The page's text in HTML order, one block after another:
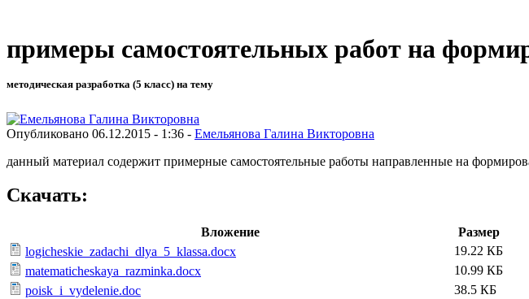
примеры самостоятельных работ на
методическая разработка (5 класс) на тему
Опубликовано 06.12.2015 - 1:36 - Емельянова Галина Викторовна
данный материал содержит примерные самостоятельные работы направленные на
Скачать:
Вложение
Размер
logicheskie_zadachi_dlya_5_klassa.docx
19.22 КБ
matematicheskaya_razminka.docx
10.99 КБ
poisk_i_vydelenie.doc
38.5 КБ